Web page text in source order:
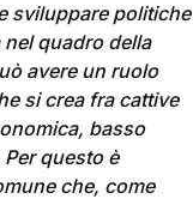
sviluppare politiche
quadro della
avere un ruolo
si crea fra cattive
basso
questo è
che, come